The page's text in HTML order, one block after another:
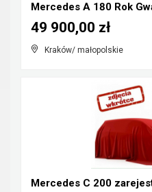
Kraków/ małopolskie
49 900,00 zł
Mercedes C 200